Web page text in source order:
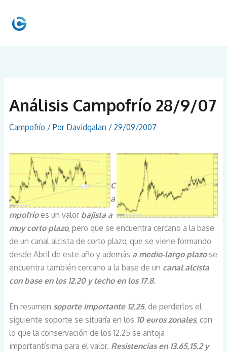
contenido
Análisis Campofrío 28/9/07
Campofrío / Por Davidgalan /29/09/2007
C
a
mpofríoes un valor bajista a
muy corto plazo, pero que se encuentra cercano a la base
de un canal alcista de corto plazo, que se viene formando
desde Abril de este año y además a medio-largo plazose
encuentra también cercano a la base de un canal alcista
con base en los 12.20 y techo en los 17.8.
En resumen soporte importante 12.25, de perderlos el
siguiente soporte se situaría en los 10 euros zonales, con
lo que la conservación de los 12.25 se antoja
importantísima para el valor. Resistencias en 13.65,15.2 y